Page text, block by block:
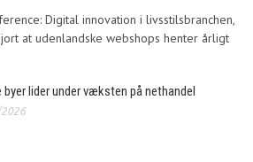
Digital innovation i livsstilsbranchen,
at udenlandske webshops henter årligt
byer lider under væksten på nethandel